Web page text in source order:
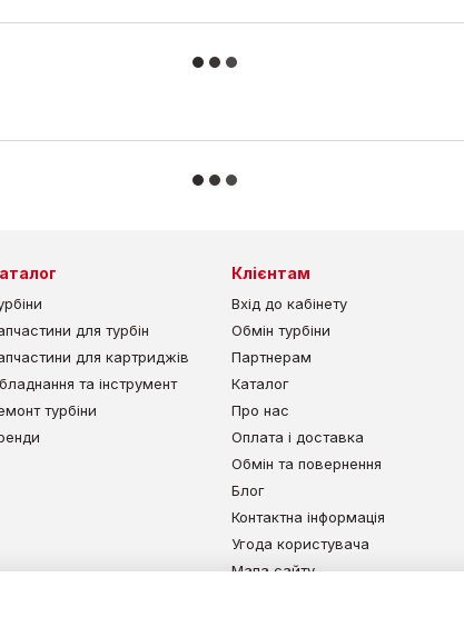
для турбін
для картриджів
та інструмент
турбіни
Клієнтам
Вхід до кабінету
Обмін турбіни
Партнерам
Каталог
Про нас
Оплата і доставка
Обмін та повернення
Блог
Контактна інформація
Угода користувача
Мапа сайту